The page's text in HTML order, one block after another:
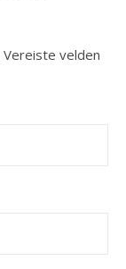
Vereiste velden